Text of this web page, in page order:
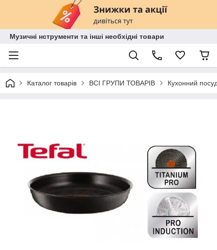
Музичні нструменти та інші необхідні товари
Каталог товарів ВСІ ГРУПИ ТОВАРІВ Кухонний